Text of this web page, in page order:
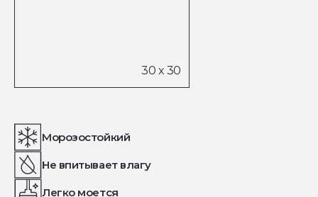
Морозостойкий
Не впитывает влагу
Легко моется